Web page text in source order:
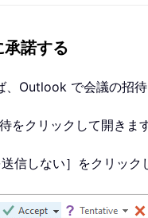
諾する
Outlook で会議の招
をクリックして開きます
信しない］をクリック